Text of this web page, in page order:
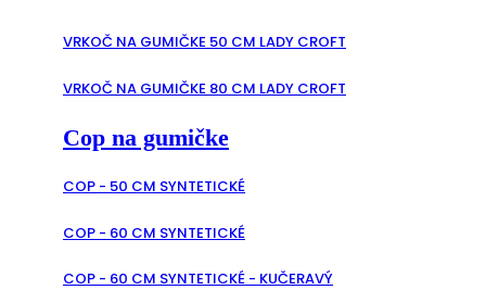
VRKOČ NA GUMIČKE 50 CM LADY CROFT
VRKOČ NA GUMIČKE 80 CM LADY CROFT
Cop na gumičke
COP - 50 CM SYNTETICKÉ
COP - 60 CM SYNTETICKÉ
COP - 60 CM SYNTETICKÉ - KUČERAVÝ